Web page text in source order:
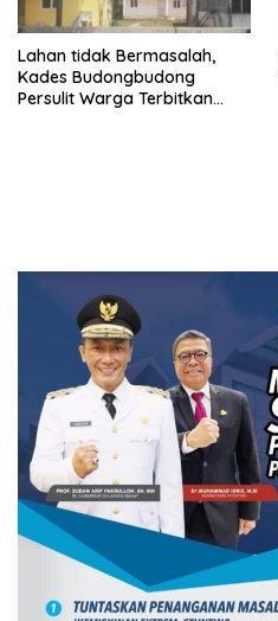
Lahan tidak Bermasalah,
Kades Budongbudong
Persulit Warga Terbitkan